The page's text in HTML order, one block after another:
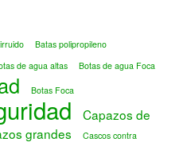
Batas polipropileno
de agua altas Botas de agua Foca
Botas Foca
Capazos de
grandes
Cascos contra